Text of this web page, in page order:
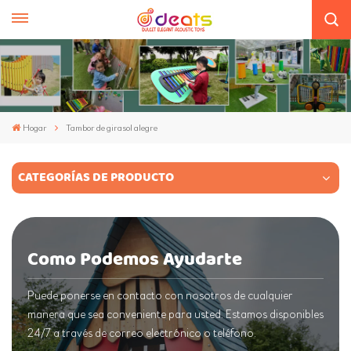
Hogar Tambor de girasol alegre
CATEGORÍAS DE PRODUCTO
Como Podemos Ayudarte
Puede ponerse en contacto con nosotros de cualquier
manera que sea conveniente para usted. Estamos disponibles
24/7 a través de correo electrónico o teléfono.